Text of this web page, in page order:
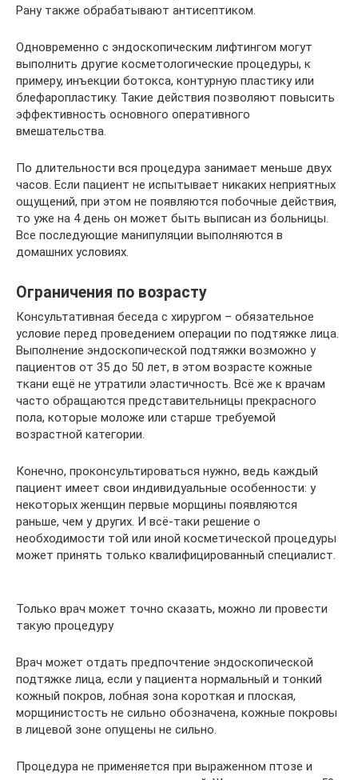
Рану также обрабатывают антисептиком.
Одновременно с эндоскопическим лифтингом могут
выполнить другие косметологические процедуры, к
примеру, инъекции ботокса, контурную пластику или
блефаропластику. Такие действия позволяют повысить
эффективность основного оперативного
вмешательства.
По длительности вся процедура занимает меньше двух
часов. Если пациент не испытывает никаких неприятных
ощущений, при этом не появляются побочные действия,
то уже на 4 день он может быть выписан из больницы.
Все последующие манипуляции выполняются в
домашних условиях.
Ограничения по возрасту
Консультативная беседа с хирургом – обязательное
условие перед проведением операции по подтяжке лица.
Выполнение эндоскопической подтяжки возможно у
пациентов от 35 до 50 лет, в этом возрасте кожные
ткани ещё не утратили эластичность. Всё же к врачам
часто обращаются представительницы прекрасного
пола, которые моложе или старше требуемой
возрастной категории.
Конечно, проконсультироваться нужно, ведь каждый
пациент имеет свои индивидуальные особенности: у
некоторых женщин первые морщины появляются
раньше, чем у других. И всё-таки решение о
необходимости той или иной косметической процедуры
может принять только квалифицированный специалист.
Только врач может точно сказать, можно ли провести
такую процедуру
Врач может отдать предпочтение эндоскопической
подтяжке лица, если у пациента нормальный и тонкий
кожный покров, лобная зона короткая и плоская,
морщинистость не сильно обозначена, кожные покровы
в лицевой зоне опущены не сильно.
Процедура не применяется при выраженном птозе и